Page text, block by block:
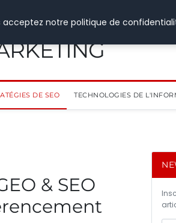
DE SEO TECHNOLOGIES DE
& SEO
acceptez notre politique de